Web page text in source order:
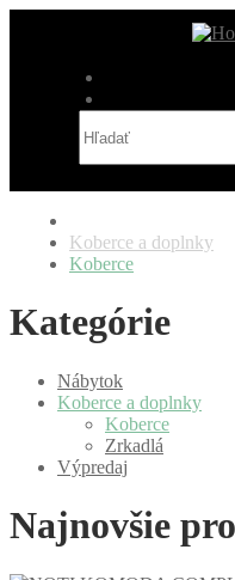
Koberce a doplnky
Koberce
Kategórie
Nábytok
Koberce a doplnky
Koberce
Zrkadlá
Výpredaj
Najnovšie